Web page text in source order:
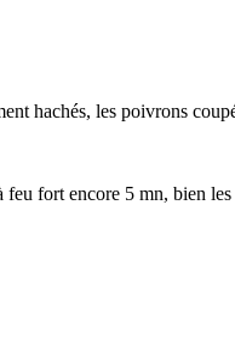
hachés, les poivrons
fort encore 5 mn, bien